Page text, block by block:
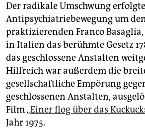
Der radikale Umschwung
Antipsychiatriebewegung um
praktizierenden Franco
in Italien das berühmte Gesetz
das geschlossene Anstalten
Hilfreich war außerdem die
gesellschaftliche Empörung
geschlossenen Anstalten,
Film„Einer flog über das
Jahr 1975.